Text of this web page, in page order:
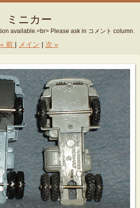
ミニカー
available.<br> Please ask in コメント column.
« 前 メイン 次 »